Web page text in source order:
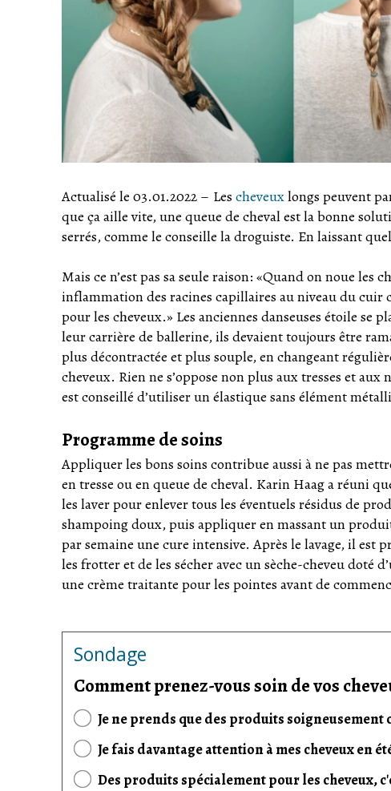
Actualisé le 03.01.2022 – Les cheveuxlongs peuvent
que ça aille vite, une queue de cheval est la bonne
serrés, comme le conseille la droguiste. En laissant
Mais ce n’est pas sa seule raison: «Quand on noue
inflammation des racines capillaires au niveau du cuir
pour les cheveux.» Les anciennes danseuses étoile se
leur carrière de ballerine, ils devaient toujours être
plus décontractée et plus souple, en changeant
cheveux. Rien ne s’oppose non plus aux tresses et
est conseillé d’utiliser un élastique sans élément
Programme de soins
Appliquer les bons soins contribue aussi à ne pas
en tresse ou en queue de cheval. Karin Haag a réuni
les laver pour enlever tous les éventuels résidus de
shampoing doux, puis appliquer en massant un
par semaine une cure intensive. Après le lavage, il est
les frotter et de les sécher avec un sèche-cheveu
une crème traitante pour les pointes avant de
Sondage
Comment prenez-vous soin de vos
Je ne prends que des produits soigneusement
Je fais davantage attention à mes cheveux en
Des produits spécialement pour les cheveux,